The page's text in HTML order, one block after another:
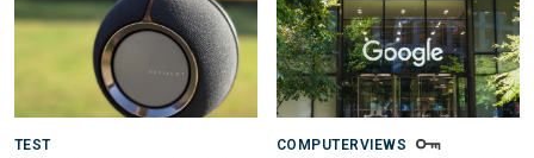
TEST COMPUTERVIEWS